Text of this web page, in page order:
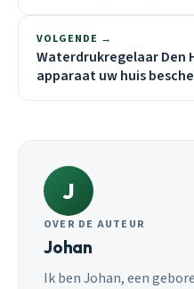
VOLGENDE →
Waterdrukregelaar Den
apparaat uw huis
J
OVER DE AUTEUR
Johan
Ik ben Johan, een